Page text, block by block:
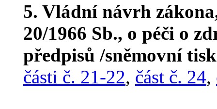
5. Vládní návrh
20/1966 Sb., o péči o
předpisů /sněmovní
části č. 21-22, část č. 24,